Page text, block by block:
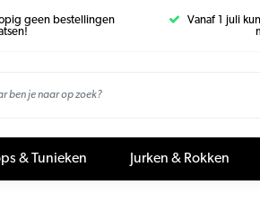
geen bestellingen
Vanaf 1 juli
& Tunieken Jurken & Rokken